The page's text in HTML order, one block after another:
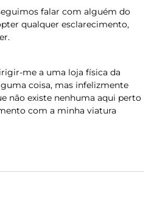
falar com alguém do
qualquer esclarecimento,
me a uma loja física da
coisa, mas infelizmente
não existe nenhuma aqui perto
com a minha viatura